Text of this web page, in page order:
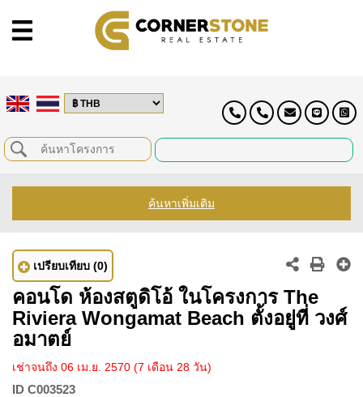
ค้นหาเพิ่มเติม
เปรียบเทียบ (0)
คอนโด ห้องสตูดิโอ้ ในโครงการ The
Riviera Wongamat Beach ตั้งอยู่ที่ วงศ์
อมาตย์
เช่าจนถึง 06 เม.ย. 2570 (7 เดือน 28 วัน)
ID C003523